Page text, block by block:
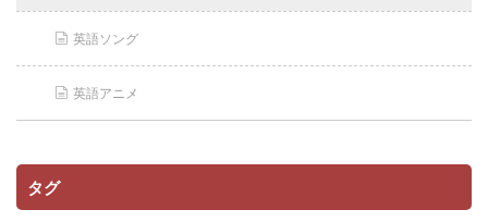
英語ソング
英語アニメ
タグ